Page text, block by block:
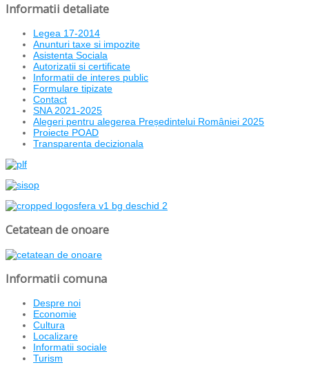
Informatii detaliate
Legea 17-2014
Anunturi taxe si impozite
Asistenta Sociala
Autorizatii si certificate
Informatii de interes public
Formulare tipizate
Contact
SNA 2021-2025
Alegeri pentru alegerea Președintelui României 2025
Proiecte POAD
Transparenta decizionala
Cetatean de onoare
Informatii comuna
Despre noi
Economie
Cultura
Localizare
Informatii sociale
Turism